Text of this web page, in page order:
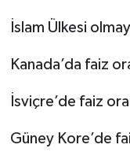
İslam Ülkesi
Kanada’da faiz
İsviçre’de faiz
Güney Kore’de